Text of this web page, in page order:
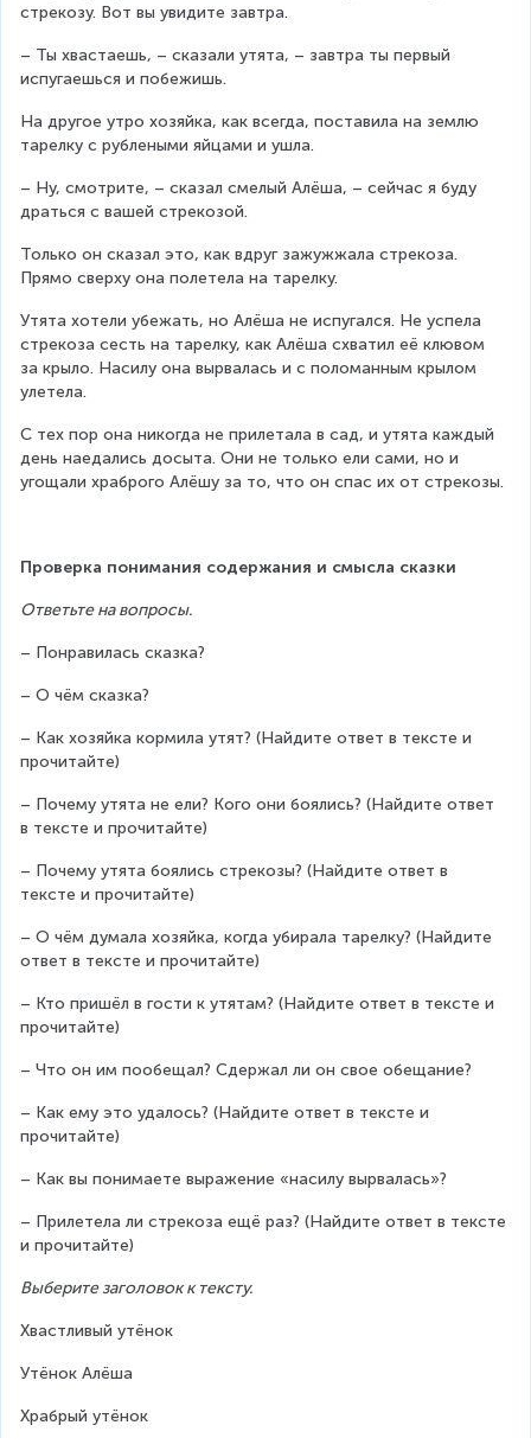
стрекозу. Вот вы увидите завтра.
– Ты хвастаешь, – сказали утята, – завтра ты первый
испугаешься и побежишь.
На другое утро хозяйка, как всегда, поставила на землю
тарелку с рублеными яйцами и ушла.
– Ну, смотрите, – сказал смелый Алёша, – сейчас я буду
драться с вашей стрекозой.
Только он сказал это, как вдруг зажужжала стрекоза.
Прямо сверху она полетела на тарелку.
Утята хотели убежать, но Алёша не испугался. Не успела
стрекоза сесть на тарелку, как Алёша схватил её клювом
за крыло. Насилу она вырвалась и с поломанным крылом
улетела.
С тех пор она никогда не прилетала в сад, и утята каждый
день наедались досыта. Они не только ели сами, но и
угощали храброго Алёшу за то, что он спас их от стрекозы.
Проверка понимания содержания и смысла сказки
Ответьте на вопросы.
– Понравилась сказка?
– О чём сказка?
– Как хозяйка кормила утят? (Найдите ответ в тексте и
прочитайте)
– Почему утята не ели? Кого они боялись? (Найдите ответ
в тексте и прочитайте)
– Почему утята боялись стрекозы? (Найдите ответ в
тексте и прочитайте)
– О чём думала хозяйка, когда убирала тарелку? (Найдите
ответ в тексте и прочитайте)
– Кто пришёл в гости к утятам? (Найдите ответ в тексте и
прочитайте)
– Что он им пообещал? Сдержал ли он свое обещание?
– Как ему это удалось? (Найдите ответ в тексте и
прочитайте)
– Как вы понимаете выражение «насилу вырвалась»?
– Прилетела ли стрекоза ещё раз? (Найдите ответ в тексте
и прочитайте)
Выберите заголовок к тексту.
Хвастливый утёнок
Утёнок Алёша
Храбрый утёнок